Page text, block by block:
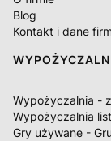
Blog
Kontakt i dane
Wypożyczalnia -
Wypożyczalnia
Gry używane -